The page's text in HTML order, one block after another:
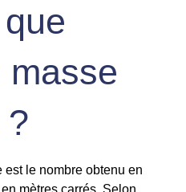
masse
?
est le nombre obtenu en
mètres carrés. Selon